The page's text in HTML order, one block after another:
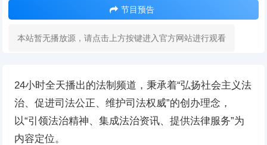
节目预告
本站暂无播放源，请点击上方按键进入官方网站进行观看
24小时全天播出的法制频道，秉承着“弘扬社会主义法
治、促进司法公正、维护司法权威”的创办理念，
以“引领法治精神、集成法治资讯、提供法律服务”为
内容定位。